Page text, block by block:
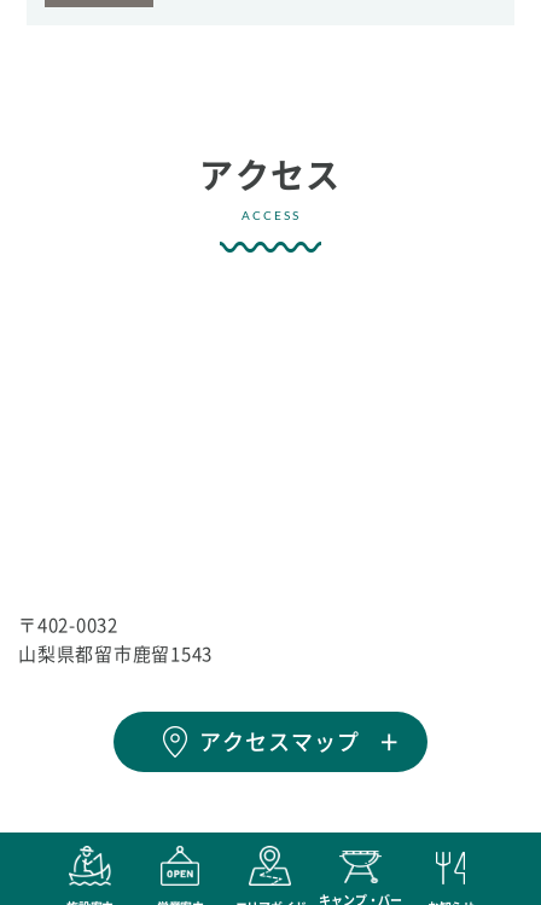
アクセス
ACCESS
〒402-0032
山梨県都留市鹿留1543
アクセスマップ
キャンプ・バー